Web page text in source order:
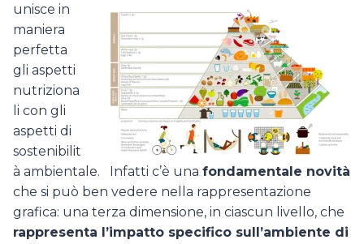
unisce in
maniera
perfetta
gli aspetti
nutriziona
li con gli
aspetti di
sostenibilit
à ambientale. Infatti c’è una fondamentale novità
che si può ben vedere nella rappresentazione
grafica: una terza dimensione, in ciascun livello, che
rappresenta l’impatto specifico sull’ambiente di